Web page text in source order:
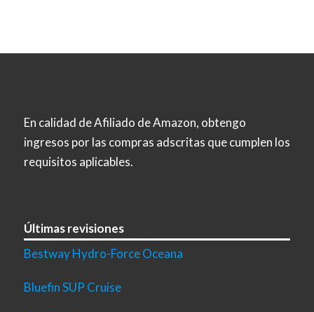
En calidad de Afiliado de Amazon, obtengo
ingresos por las compras adscritas que cumplen los
requisitos aplicables.
Últimas revisiones
Bestway Hydro-Force Oceana
Bluefin SUP Cruise